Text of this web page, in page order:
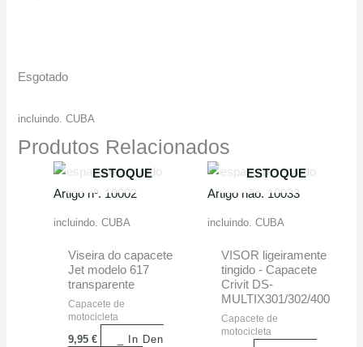
Esgotado
incluindo. CUBA
Produtos Relacionados
FORA DE
ESTOQUE
Artigo nº. 10002
incluindo. CUBA
Viseira do capacete
Jet modelo 617
transparente
Capacete de
motocicleta
9,95 €
_ In Den
ESTOQUE
Artigo não. 10033
incluindo. CUBA
VISOR ligeiramente
tingido - Capacete
Crivit DS-
MULTIX301/302/400
Capacete de
motocicleta